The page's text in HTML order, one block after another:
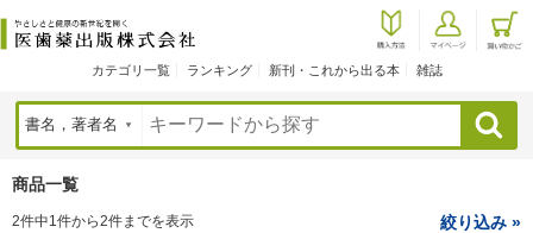
カテゴリ一覧 ランキング 新刊・これから出る本 雑誌
検索
商品一覧
2件中1件から2件までを表示 絞り込み »